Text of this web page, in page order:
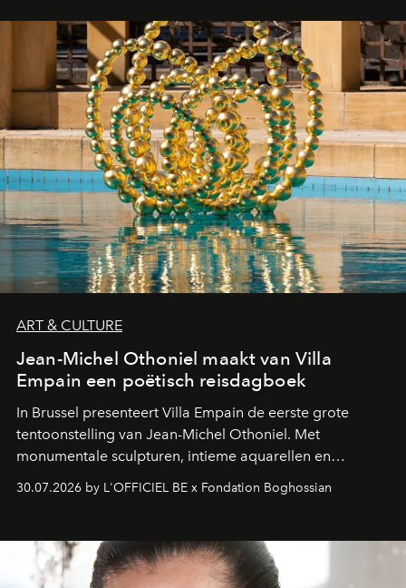
ART & CULTURE
Jean-Michel Othoniel maakt van Villa
Empain een poëtisch reisdagboek
In Brussel presenteert Villa Empain de eerste grote
tentoonstelling van Jean-Michel Othoniel. Met
monumentale sculpturen, intieme aquarellen en
een emotionele reis waarin elk werk de herinnering
moment van verwondering.
30.07.2026 by L'OFFICIEL BE x Fondation Boghossian